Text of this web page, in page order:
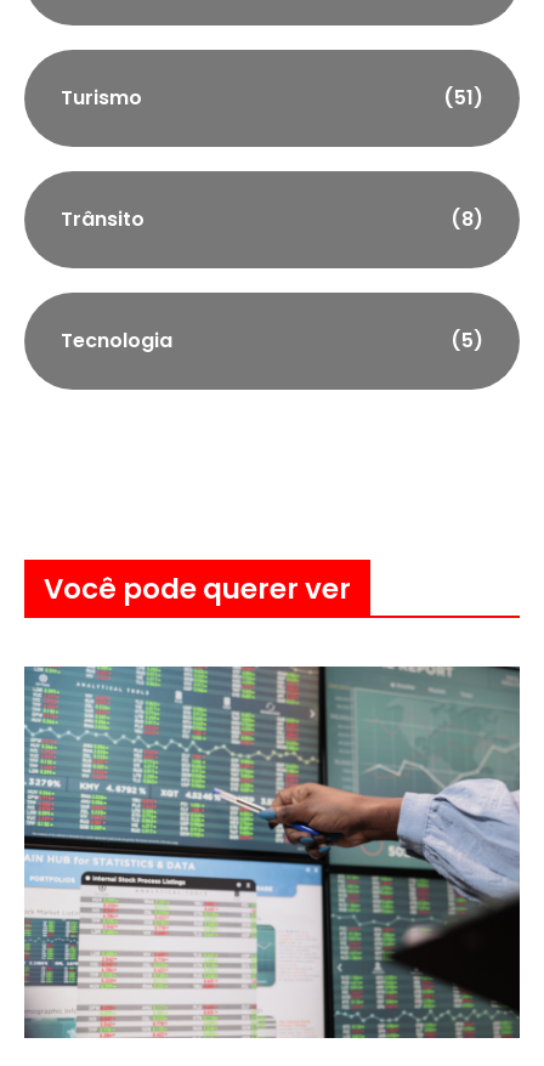
Turismo (51)
Trânsito (8)
Tecnologia (5)
Você pode querer ver